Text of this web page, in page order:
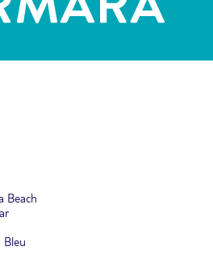
Beach
Bleu